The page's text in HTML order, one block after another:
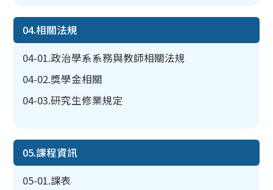
04.相關法規
04-01.政治學系系務與教師相關法規
04-02.獎學金相關
04-03.研究生修業規定
05.課程資訊
05-01.課表